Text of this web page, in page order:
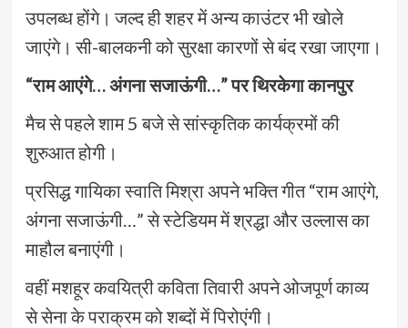
उपलब्ध होंगे। जल्द ही शहर में अन्य काउंटर भी खोले
जाएंगे। सी-बालकनी को सुरक्षा कारणों से बंद रखा जाएगा।
“राम आएंगे… अंगना सजाऊंगी…” पर थिरकेगा कानपुर
मैच से पहले शाम 5 बजे से सांस्कृतिक कार्यक्रमों की
शुरुआत होगी।
प्रसिद्ध गायिका स्वाति मिश्रा अपने भक्ति गीत “राम आएंगे,
अंगना सजाऊंगी…” से स्टेडियम में श्रद्धा और उल्लास का
माहौल बनाएंगी।
वहीं मशहूर कवयित्री कविता तिवारी अपने ओजपूर्ण काव्य
से सेना के पराक्रम को शब्दों में पिरोएंगी।